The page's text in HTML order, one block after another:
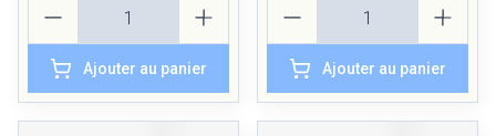
Ajouter au panier Ajouter au panier